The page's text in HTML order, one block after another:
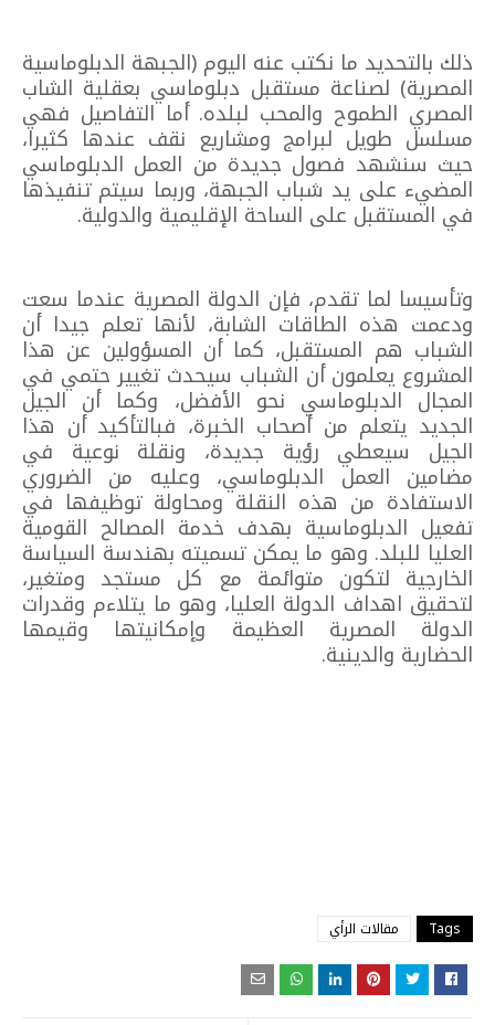
ذلك بالتحديد ما نكتب عنه اليوم (الجبهة الدبلوماسية
المصرية) لصناعة مستقبل دبلوماسي بعقلية الشاب
المصري الطموح والمحب لبلده. أما التفاصيل فهي
مسلسل طويل لبرامج ومشاريع نقف عندها كثيرا،
حيث سنشهد فصول جديدة من العمل الدبلوماسي
المضيء على يد شباب الجبهة، وربما سيتم تنفيذها
في المستقبل على الساحة الإقليمية والدولية.
وتأسيسا لما تقدم، فإن الدولة المصرية عندما سعت
ودعمت هذه الطاقات الشابة، لأنها تعلم جيدا أن
الشباب هم المستقبل، كما أن المسؤولين عن هذا
المشروع يعلمون أن الشباب سيحدث تغيير حتمي في
المجال الدبلوماسي نحو الأفضل، وكما أن الجيل
الجديد يتعلم من أصحاب الخبرة، فبالتأكيد أن هذا
الجيل سيعطي رؤية جديدة، ونقلة نوعية في
مضامين العمل الدبلوماسي، وعليه من الضروري
الاستفادة من هذه النقلة ومحاولة توظيفها في
تفعيل الدبلوماسية بهدف خدمة المصالح القومية
العليا للبلد. وهو ما يمكن تسميته بهندسة السياسة
الخارجية لتكون متوائمة مع كل مستجد ومتغير،
لتحقيق اهداف الدولة العليا، وهو ما يتلاءم وقدرات
الدولة المصرية العظيمة وإمكانيتها وقيمها
الحضارية والدينية.
Tags مقالات الرأي